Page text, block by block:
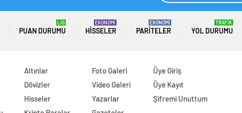
PUAN DURUMU
LİG
HISSELER
EKONOMİ
PARITELER
EKONOMİ
YOL DURUMU
TRAFİK
Altınlar
Dövizler
Hisseler
Foto Galeri
Video Galeri
Yazarlar
Üye Giriş
Üye Kayıt
Şifremi Unuttum